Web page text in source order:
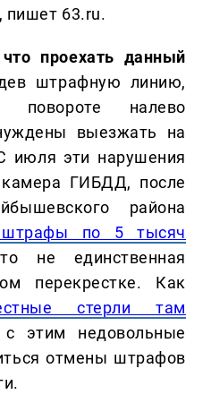
пишет 63.ru.
проехать данный
штрафную линию,
повороте налево
выезжать на
июля эти нарушения
камера ГИБДД, после
района
штрафы по 5 тысяч
не единственная
перекрестке. Как
стерли там
этим недовольные
отмены штрафов